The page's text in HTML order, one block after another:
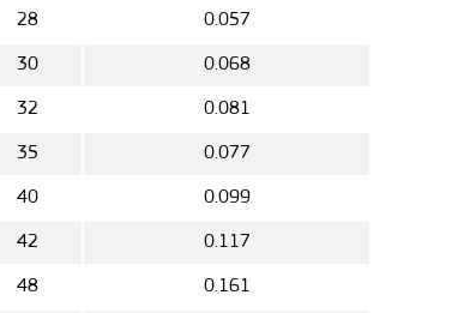
28 0.057
30 0.068
32 0.081
35 0.077
40 0.099
42 0.117
48 0.161